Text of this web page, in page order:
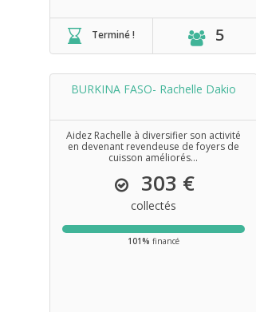
Terminé ! 5
BURKINA FASO- Rachelle Dakio
Aidez Rachelle à diversifier son activité
en devenant revendeuse de foyers de
cuisson améliorés...
303 €
collectés
101% financé